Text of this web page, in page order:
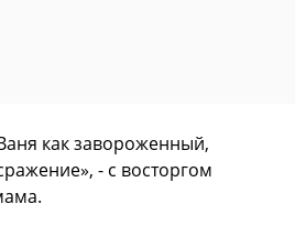
как завороженный,
- с восторгом